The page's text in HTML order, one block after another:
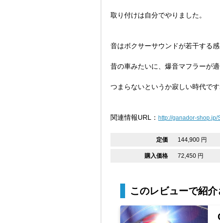
取り付けは自分でやりました。
音はボクサーサウンドが若干する
昔の車みたいに、爆音マフラーが適
つまらないというか寂しい時代です
関連情報URL： http://ganador-shop.jp/
定価 144,900 円
購入価格 72,450 円
このレビューで紹